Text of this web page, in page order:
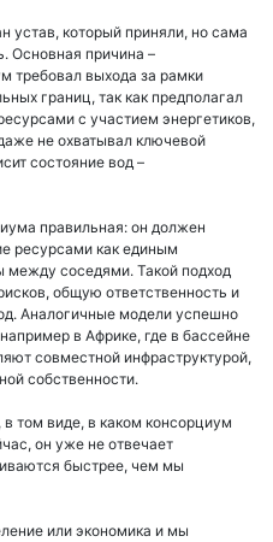
устав, который приняли, но сама
Основная причина –
требовал выхода за рамки
границ, так как предполагал
с участием энергетиков,
не охватывал ключевой
состояние вод –
правильная: он должен
ресурсами как единым
между соседями. Такой подход
общую ответственность и
Аналогичные модели успешно
в Африке, где в бассейне
совместной инфраструктурой,
собственности.
том виде, в каком консорциум
он уже не отвечает
быстрее, чем мы
или экономика и мы